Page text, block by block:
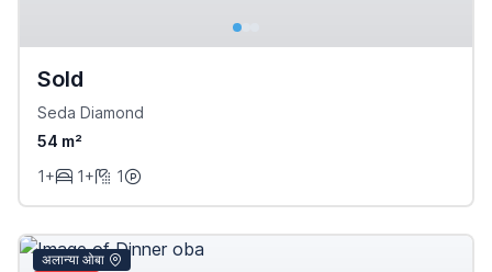
Sold
Seda Diamond
54 m²
1+
1+ 1
अलान्या ओबा